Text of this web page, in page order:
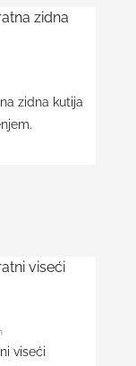
zidna
zidna kutija
viseći
viseći